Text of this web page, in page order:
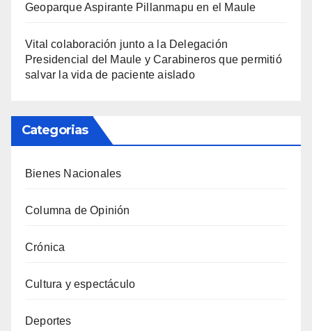
Geoparque Aspirante Pillanmapu en el Maule
Vital colaboración junto a la Delegación
Presidencial del Maule y Carabineros que permitió
salvar la vida de paciente aislado
Categorias
Bienes Nacionales
Columna de Opinión
Crónica
Cultura y espectáculo
Deportes